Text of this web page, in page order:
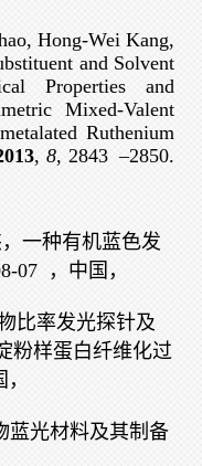
Hong-Wei Kang,
and Solvent
Properties and
Mixed-Valent
Ruthenium
, 8, 2843 –2850.
一种有机蓝色发
07
，中国，
比率发光探针及
粉样蛋白纤维化过
蓝光材料及其制备